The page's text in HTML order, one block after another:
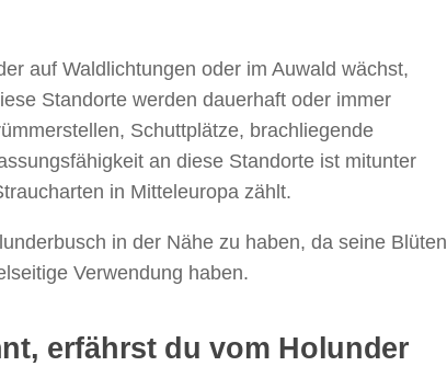
auf Waldlichtungen oder im Auwald wächst,
Standorte werden dauerhaft oder immer
Schuttplätze, brachliegende
an diese Standorte ist mitunter
in Mitteleuropa zählt.
in der Nähe zu haben, da seine Blüten
Verwendung haben.
erfährst du vom Holunder